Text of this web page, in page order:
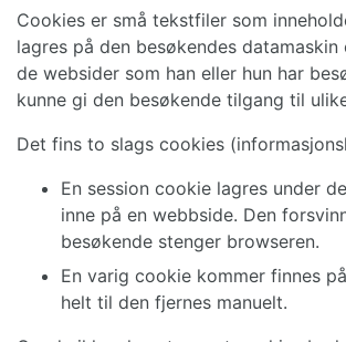
Cookies er små tekstfiler som
lagres på den besøkendes datamaskin
de websider som han eller hun har
kunne gi den besøkende tilgang til
Det fins to slags cookies
En session cookie lagres under
inne på en webbside. Den
besøkende stenger browseren.
En varig cookie kommer finnes
helt til den fjernes manuelt.